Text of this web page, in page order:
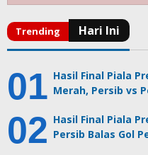
Hasil Final Piala
Merah, Persib vs
Hasil Final Piala
Persib Balas Gol